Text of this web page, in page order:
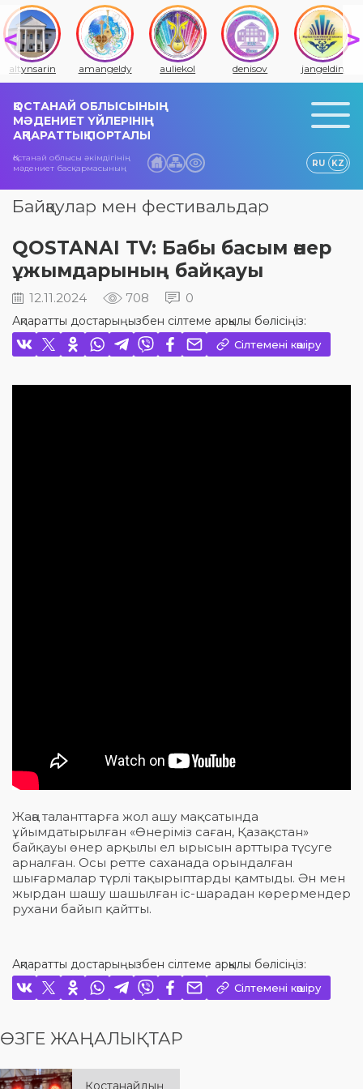
altynsarin amangeldy auliekol denisov jangeldin
ҚОСТАНАЙ ОБЛЫСЫНЫҢ
МӘДЕНИЕТ ҮЙЛЕРІНІҢ
АҚПАРАТТЫҚ ПОРТАЛЫ
Қостанай облысы әкімдігінің
мәдениет басқармасының
RU KZ
Байқаулар мен фестивальдар
QOSTANAI TV: Бабы басым өнер
ұжымдарының байқауы
12.11.2024 708 0
Ақпаратты достарыңызбен сілтеме арқылы бөлісіңіз:
Сілтемені көшіру
Жаңа таланттарға жол ашу мақсатында
ұйымдатырылған «Өнеріміз саған, Қазақстан»
байқауы өнер арқылы ел ырысын арттыра түсуге
арналған. Осы ретте саханада орындалған
шығармалар түрлі тақырыптарды қамтыды. Ән мен
жырдан шашу шашылған іс-шарадан көрермендер
рухани байып қайтты.
Ақпаратты достарыңызбен сілтеме арқылы бөлісіңіз:
Сілтемені көшіру
ӨЗГЕ ЖАҢАЛЫҚТАР
Қостанайдың